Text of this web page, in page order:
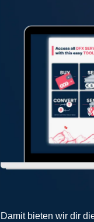
Damit bieten wir dir